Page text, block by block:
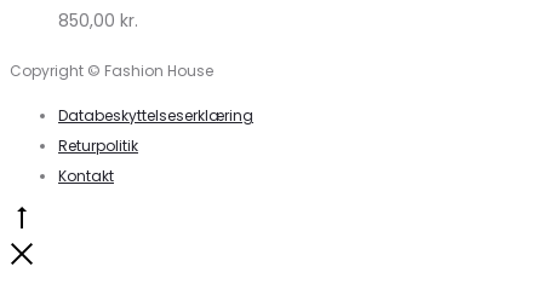
Lykke
850,00 kr.
Copyright © Fashion House
Databeskyttelseserklæring
Returpolitik
Kontakt